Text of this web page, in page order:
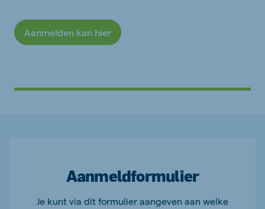
Aanmelden kan hier
Aanmeldformulier
Je kunt via dit formulier aangeven aan welke